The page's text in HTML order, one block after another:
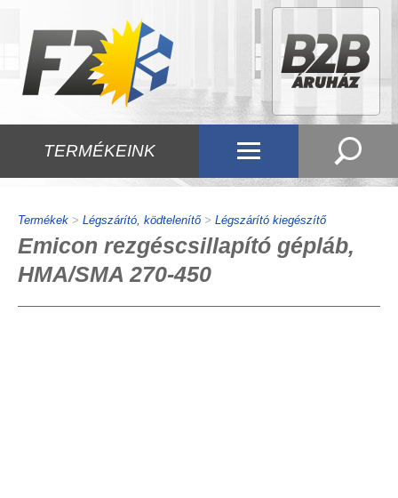
TERMÉKEINK
Termékek > Légszárító, ködtelenítő> Légszárító kiegészítő
Emicon rezgéscsillapító gépláb,
HMA/SMA 270-450